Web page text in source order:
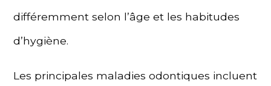
différemment selon l’âge et les habitudes
d’hygiène.
Les principales maladies odontiques incluent